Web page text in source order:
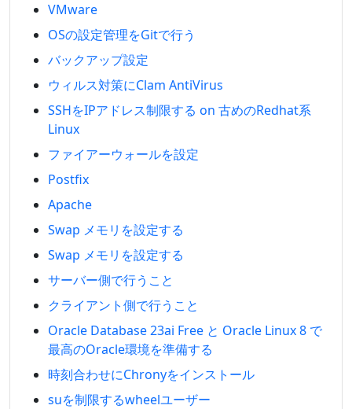
VMware
OSの設定管理をGitで行う
バックアップ設定
ウィルス対策にClam AntiVirus
SSHをIPアドレス制限する on 古めのRedhat系
Linux
ファイアーウォールを設定
Postfix
Apache
Swap メモリを設定する
Swap メモリを設定する
サーバー側で行うこと
クライアント側で行うこと
Oracle Database 23ai Free と Oracle Linux 8 で
最高のOracle環境を準備する
時刻合わせにChronyをインストール
suを制限するwheelユーザー